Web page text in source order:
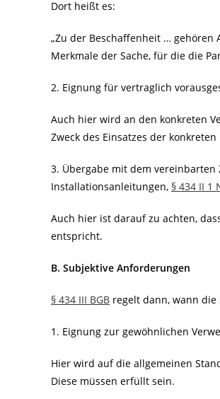
Dort heißt es:
„Zu der Beschaffenheit …
Merkmale der Sache, für die die
2. Eignung für vertraglich
Auch hier wird an den konkreten
Zweck des Einsatzes der konkreten
3. Übergabe mit dem
Installationsanleitungen, § 434 II 1
Auch hier ist darauf zu achten,
entspricht.
B. Subjektive Anforderungen
§ 434 III BGB regelt dann, wann
1. Eignung zur gewöhnlichen
Hier wird auf die allgemeinen
Diese müssen erfüllt sein.